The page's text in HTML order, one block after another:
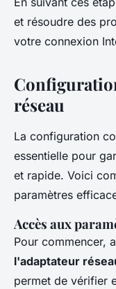
et résoudre des
votre connexion
réseau
La configuration
essentielle pour
et rapide. Voici
paramètres
Accès aux
Pour commencer,
l'adaptateur
permet de vérifier